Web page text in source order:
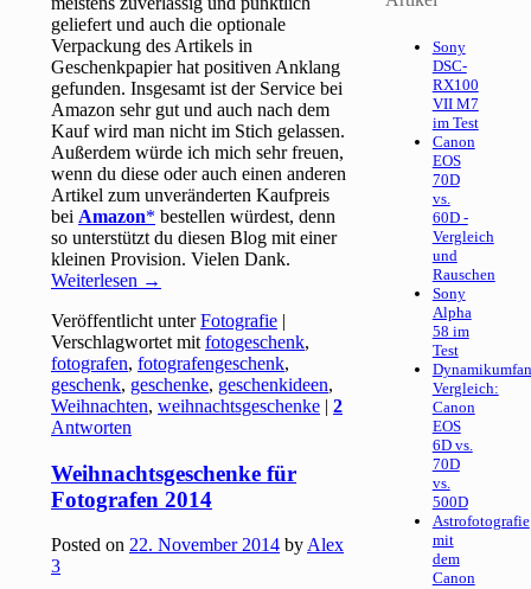
geliefert und auch die optionale
Verpackung des Artikels in
Geschenkpapier hat positiven Anklang
gefunden. Insgesamt ist der Service bei
Amazon sehr gut und auch nach dem
Kauf wird man nicht im Stich gelassen.
Außerdem würde ich mich sehr freuen,
wenn du diese oder auch einen anderen
Artikel zum unveränderten Kaufpreis
bei Amazon
bestellen würdest, denn
so unterstützt du diesen Blog mit einer
kleinen Provision. Vielen Dank.
Weiterlesen →
Veröffentlicht unter Fotografie |
Verschlagwortet mit fotogeschenk,
fotografen,fotografengeschenk,
geschenk, geschenke, geschenkideen,
Weihnachten,weihnachtsgeschenke |2
Antworten
Weihnachtsgeschenke für
Fotografen 2014
Posted on22. November 2014 byAlex
3
Sony
DSC-
RX100
VII M7
im Test
Canon
EOS
70D
vs.
60D -
Vergleich
und
Rauschen
Sony
Alpha
58 im
Test
Vergleich:
Canon
EOS
6D vs.
70D
vs.
500D
Astrofotografie
mit
dem
Canon